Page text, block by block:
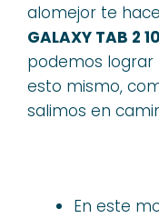
alomejor te
GALAXY TAB 2
podemos
esto mismo,
salimos en
En este